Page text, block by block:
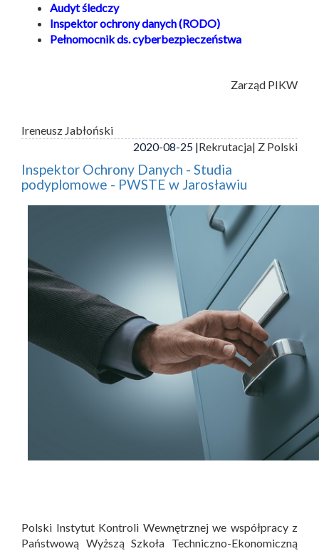
Audyt śledczy
Inspektor ochrony danych (RODO)
Pełnomocnik ds. cyberbezpieczeństwa
Zarząd PIKW
Ireneusz Jabłoński
2020-08-25 |Rekrutacja| Z Polski
Inspektor Ochrony Danych - Studia
podyplomowe - PWSTE w Jarosławiu
Polski Instytut Kontroli Wewnętrznej we współpracy z
Państwową Wyższą Szkoła Techniczno-Ekonomiczną